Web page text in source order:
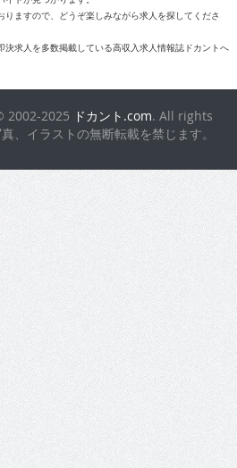
求人を多数掲載している高収入求人情報誌ドカントへ
2025
、イラストの無断転載を禁じます。